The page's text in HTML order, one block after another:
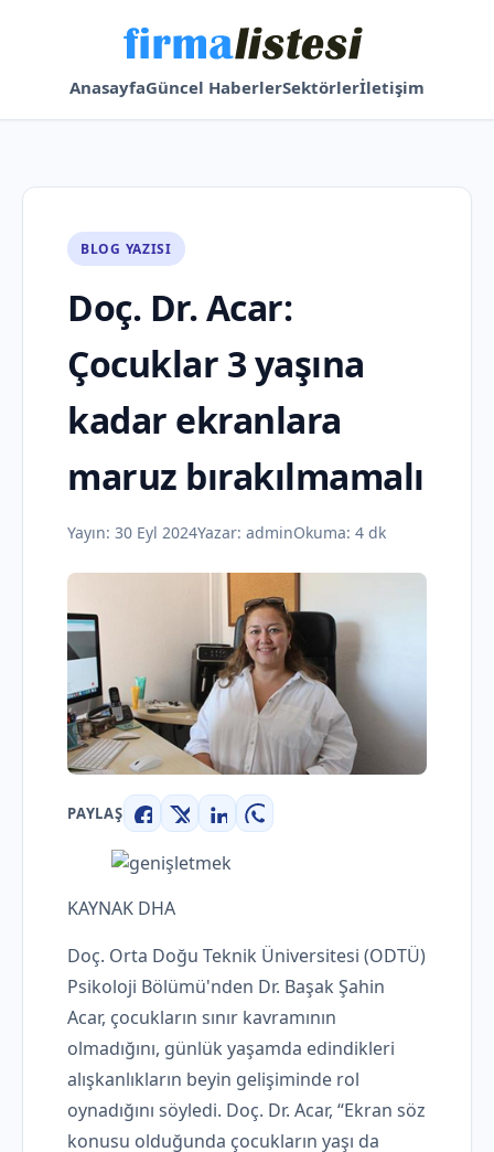
AnasayfaGüncel HaberlerSektörlerİletişim
BLOG YAZISI
Doç. Dr. Acar:
Çocuklar 3 yaşına
kadar ekranlara
maruz bırakılmamalı
Yayın: 30 Eyl 2024Yazar: adminOkuma: 4 dk
PAYLAŞ
Facebook
X LinkedInWhatsApp
KAYNAK DHA
Doç. Orta Doğu Teknik Üniversitesi (ODTÜ)
Psikoloji Bölümü'nden Dr. Başak Şahin
Acar, çocukların sınır kavramının
olmadığını, günlük yaşamda edindikleri
alışkanlıkların beyin gelişiminde rol
oynadığını söyledi. Doç. Dr. Acar, “Ekran söz
konusu olduğunda çocukların yaşı da